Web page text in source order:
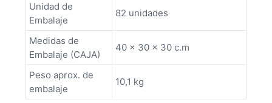
Unidad de
Embalaje
82 unidades
Medidas de
Embalaje (CAJA)
40 x 30 x 30 c.m
Peso aprox. de
embalaje
10,1 kg